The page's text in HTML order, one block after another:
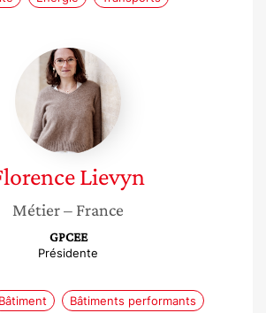
Florence
Lievyn
Lievyn
Métier– France
GPCEE
Présidente
Bâtiment Bâtiments performants